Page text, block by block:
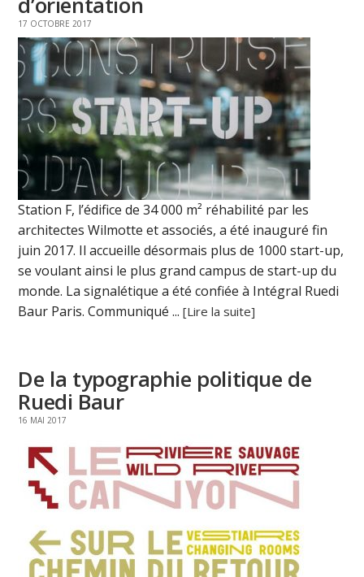
17 OCTOBRE 2017
Station F, l’édifice de 34 000 m² réhabilité par les
architectes Wilmotte et associés, a été inauguré fin
juin 2017. Il accueille désormais plus de 1000 start-up,
se voulant ainsi le plus grand campus de start-up du
monde. La signalétique a été confiée à Intégral Ruedi
Baur Paris. Communiqué ...[Lire la suite]
De la typographie politique de
Ruedi Baur
16 MAI 2017